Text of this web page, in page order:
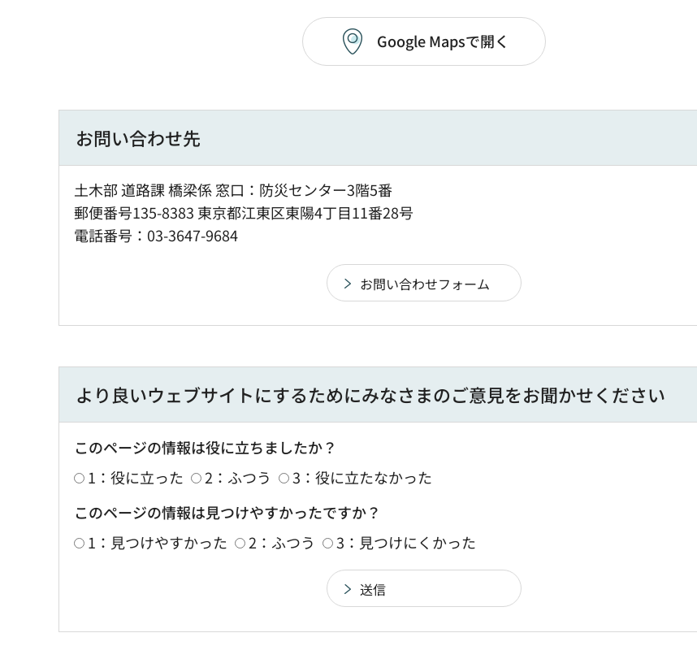
Google Mapsで開く
お問い合わせ先
土木部 道路課 橋梁係 窓口：防災センター3階5番
郵便番号135-8383 東京都江東区東陽4丁目11番28号
電話番号：03-3647-9684
より良いウェブサイトにするためにみなさまのご意見をお聞かせください
このページの情報は役に立ちましたか？
1：役に立った
2：ふつう
3：役に立たなかった
このページの情報は見つけやすかったですか？
1：見つけやすかった
2：ふつう 3：見つけにくかった